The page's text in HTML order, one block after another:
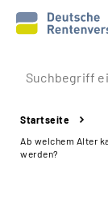
Prävention
Reha
Startseite
Ab welchem Alter
werden?